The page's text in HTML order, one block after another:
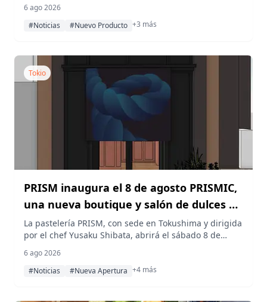
también compatibles con el popular tamaño de 17 cm,
ya disponibles online y en tiendas.
6 ago 2026
#Noticias
#Nuevo Producto +3 más
Tokio
PRISM inaugura el 8 de agosto PRISMIC,
una nueva boutique y salón de dulces en
Aoyama, Tokio
La pastelería PRISM, con sede en Tokushima y dirigida
por el chef Yusaku Shibata, abrirá el sábado 8 de
nuevo concepto de boutique y salón de dulces
llamado PRISMIC, donde reinventa sus postres
6 ago 2026
#Noticias
#Nueva Apertura +4 más